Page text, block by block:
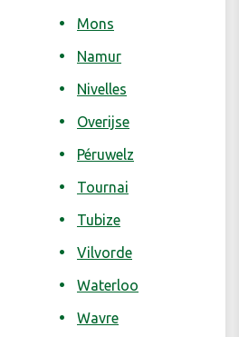
Mons
Namur
Nivelles
Overijse
Péruwelz
Tournai
Tubize
Vilvorde
Waterloo
Wavre